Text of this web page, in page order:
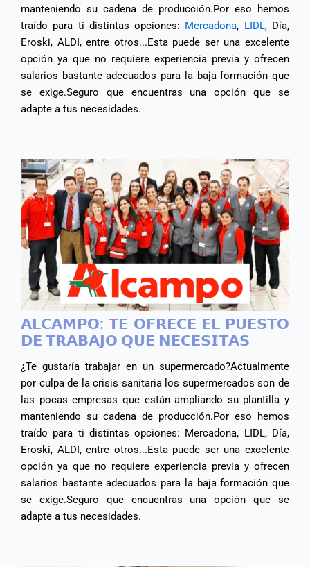
manteniendo su cadena de producción.​ Por eso hemos
traído para ti distintas opciones: Mercadona, LIDL, Día,
Eroski, ALDI, entre otros...​ Esta puede ser una excelente
opción ya que no requiere experiencia previa y ofrecen
salarios bastante adecuados para la baja formación que
se exige.​ Seguro que encuentras una opción que se
adapte a tus necesidades.​
𝗔𝗟𝗖𝗔𝗠𝗣𝗢: 𝗧𝗘 𝗢𝗙𝗥𝗘𝗖𝗘 𝗘𝗟 𝗣𝗨𝗘𝗦𝗧𝗢
𝗗𝗘 𝗧𝗥𝗔𝗕𝗔𝗝𝗢 𝗤𝗨𝗘 𝗡𝗘𝗖𝗘𝗦𝗜𝗧𝗔𝗦
¿Te gustaría trabajar en un supermercado?​ Actualmente
por culpa de la crisis sanitaria los supermercados son de
las pocas empresas que están ampliando su plantilla y
manteniendo su cadena de producción.​ Por eso hemos
traído para ti distintas opciones: Mercadona, LIDL, Día,
Eroski, ALDI, entre otros...​ Esta puede ser una excelente
opción ya que no requiere experiencia previa y ofrecen
salarios bastante adecuados para la baja formación que
se exige.​ Seguro que encuentras una opción que se
adapte a tus necesidades.​